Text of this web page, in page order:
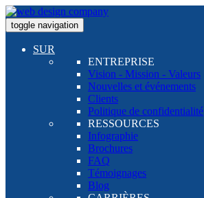
toggle navigation
SUR
ENTREPRISE
Vision - Mission - Valeurs
Nouvelles et événements
Clients
Politique de confidentialité
RESSOURCES
Infographie
Brochures
FAQ
Témoignages
Blog